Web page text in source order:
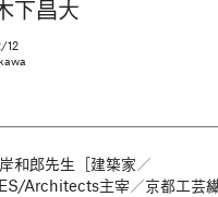
下昌大
12
和郎先生［建築家／
Architects主宰／京都工芸